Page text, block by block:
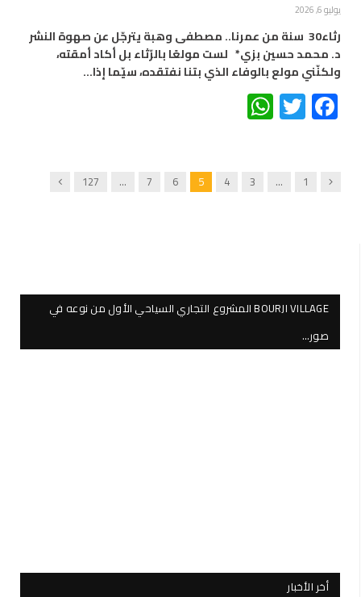
يوليو 6, 2026
رثاء30 سنة من عمرنا.. مصطفى وهبة يترجّل عن صهوة النشر
د. محمد حسين بزي* لست مولعًا بالرّثاء بل أكاد أمقته،
ولكنّني مولع بالوفاء الذي بتنا نفتقده، سيّما إذا…
Facebook
Twitter
Previous
1
…
3
4
5
6
7
…
127
Next
BOURJI VILLAGE المشروع التجاري السياحي الأول من نوعه في
صور…
أخر الأخبار